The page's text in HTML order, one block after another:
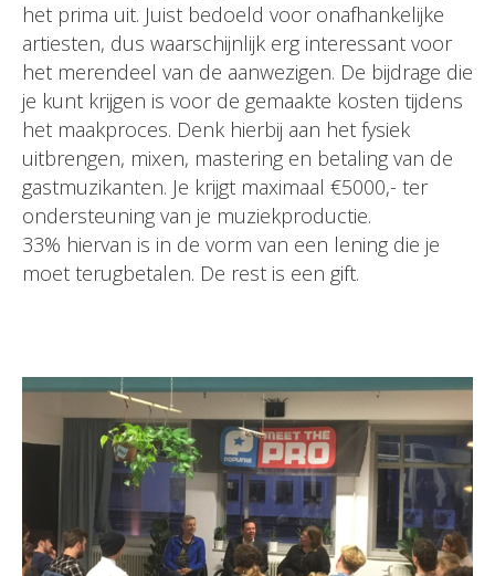
het prima uit. Juist bedoeld voor onafhankelijke
artiesten, dus waarschijnlijk erg interessant voor
het merendeel van de aanwezigen. De bijdrage die
je kunt krijgen is voor de gemaakte kosten tijdens
het maakproces. Denk hierbij aan het fysiek
uitbrengen, mixen, mastering en betaling van de
gastmuzikanten. Je krijgt maximaal €5000,- ter
ondersteuning van je muziekproductie.
33% hiervan is in de vorm van een lening die je
moet terugbetalen. De rest is een gift.